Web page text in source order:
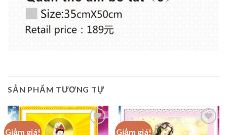
SẢN PHẨM TƯƠNG TỰ
Giảm giá! Giảm giá!